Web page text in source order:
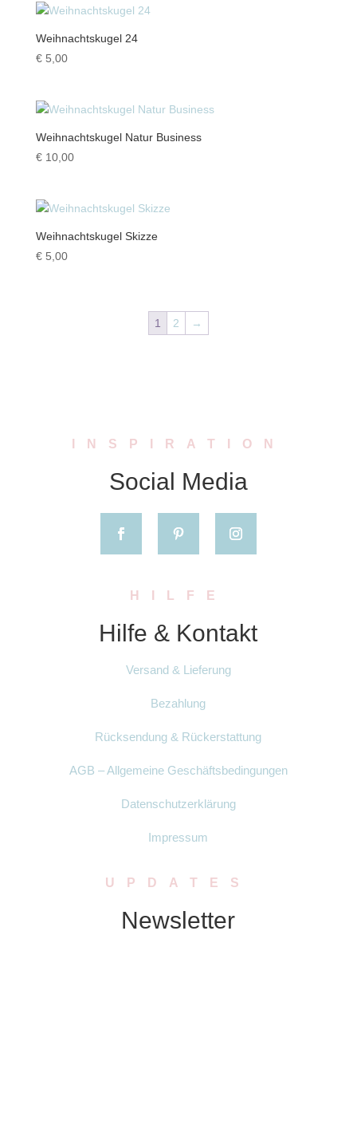
Weihnachtskugel 24
€5,00
Weihnachtskugel Natur Business
€10,00
Weihnachtskugel Skizze
€5,00
1 2 →
INSPIRATION
Social Media
HILFE
Hilfe & Kontakt
Versand & Lieferung
Bezahlung
Rücksendung & Rückerstattung
AGB – Allgemeine Geschäftsbedingungen
Datenschutzerklärung
Impressum
UPDATES
Newsletter